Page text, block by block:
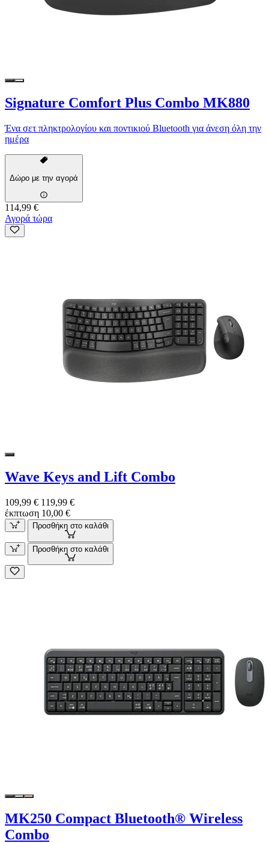
Signature Comfort Plus Combo MK880
Ένα σετ πληκτρολογίου και ποντικιού Bluetooth για άνεση όλη την
ημέρα
Δώρο με την αγορά
114,99 €
Αγορά τώρα
Wave Keys and Lift Combo
109,99 € 119,99 €
έκπτωση 10,00 €
Προσθήκη στο καλάθι
Προσθήκη στο καλάθι
MK250 Compact Bluetooth® Wireless
Combo